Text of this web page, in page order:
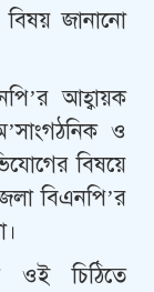
বিষয় জানানো
আহ্বায়ক
ও
বিষয়ে
বিএনপি’র
ওই চিঠিতে